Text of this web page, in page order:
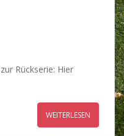
Rückserie: Hier
WEITERLESEN